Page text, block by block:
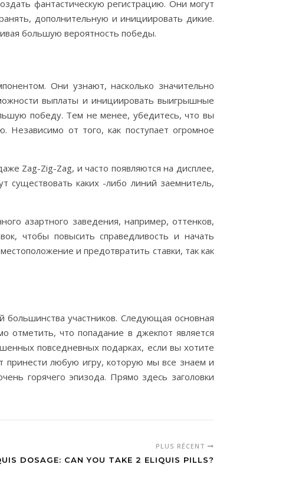
фантастическую регистрацию. Они могут
дополнительную и инициировать дикие.
большую вероятность победы.
Они узнают, насколько значительно
выплаты и инициировать выигрышные
победу. Тем не менее, убедитесь, что вы
от того, как поступает огромное
Zag-Zig-Zag, и часто появляются на дисплее,
каких -либо линий заемнитель,
азартного заведения, например, оттенков,
чтобы повысить справедливость и начать
и предотвратить ставки, так как
участников. Следующая основная
отметить, что попадание в джекпот является
повседневных подарках, если вы хотите
принести любую игру, которую мы все знаем и
горячего эпизода. Прямо здесь заголовки
PLUS RÉCENT
DOSAGE: CAN YOU TAKE 2 ELIQUIS PILLS?